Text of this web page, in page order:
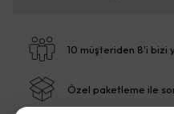
10 müşteriden 8'i bizi
Özel paketleme ile